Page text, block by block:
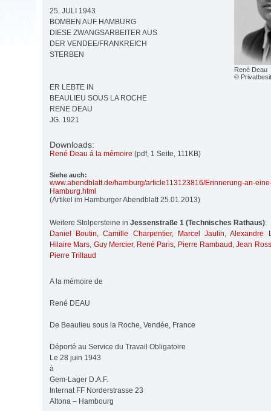
René Deau
©
25. JULI 1943
BOMBEN AUF HAMBURG
DIESE ZWANGSARBEITER AUS
DER VENDEE/FRANKREICH
STERBEN
ER LEBTE IN
BEAULIEU SOUS LA ROCHE
RENE DEAU
JG. 1921
Downloads:
René Deau á la mémoire (pdf, 1 Seite, 111KB)
Siehe auch:
www.abendblatt.de/hamburg/article113123816/Erinnerung-an-
Hamburg.html
(Artikel im Hamburger Abendblatt 25.01.2013)
Weitere Stolpersteine in Jessenstraße 1 (Technisches Rathaus):
Daniel Boutin,Camille Charpentier, Marcel Jaulin,Alexandre
Hilaire Mars, Guy Mercier, René Paris, Pierre Rambaud ,Jean
Pierre Trillaud
A la mémoire de
René DEAU
De Beaulieu sous la Roche, Vendée, France
Déporté au Service du Travail Obligatoire
Le 28 juin 1943
à
Gem-Lager D.A.F.
Internat FF Norderstrasse 23
Altona – Hambourg